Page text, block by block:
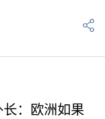
长：欧洲如果